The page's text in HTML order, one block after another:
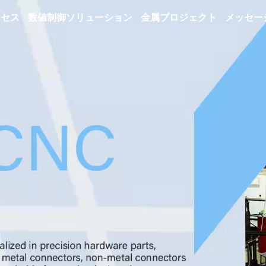
ス 数値制御ソリューション 金属プロジェクト メッセー